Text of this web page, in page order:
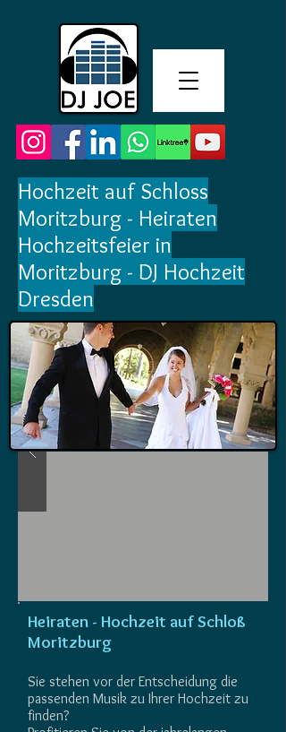
Hochzeit auf Schloss
Moritzburg - Heiraten
Hochzeitsfeier in
Moritzburg - DJ Hochzeit
Dresden
Heiraten - Hochzeit auf Schloß
Moritzburg
Sie stehen vor der Entscheidung die
passenden Musik zu Ihrer Hochzeit zu
finden?